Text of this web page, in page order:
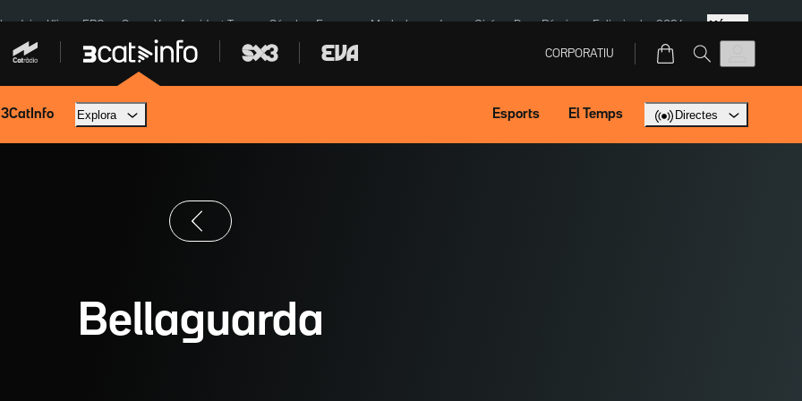
Kíiv ERC SpaceX Accident Tona Sánchez Europa Marlaska Jaume Giró Dron Rússia Eclipsi solar 2026 Més
CORPORATIU
3CatInfo Explora Esports El Temps Directes
Bellaguarda